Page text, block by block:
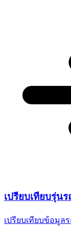
เปรียบเทียบรุ่นร
เปรียบเทียบข้อมูล